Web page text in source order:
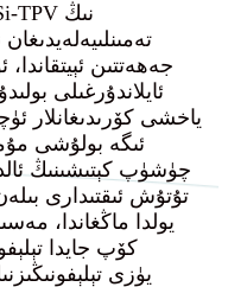
جەھەتتىن
ئايلاندۇرغىلى
ياخشى كۆرىدىغانلار
ئىگە بولۇشى
چۈشۈپ كېتىشىنىڭ
تۇتۇش ئىقتىدارى
يولدا ماڭغاندا،
كۆپ جايدا